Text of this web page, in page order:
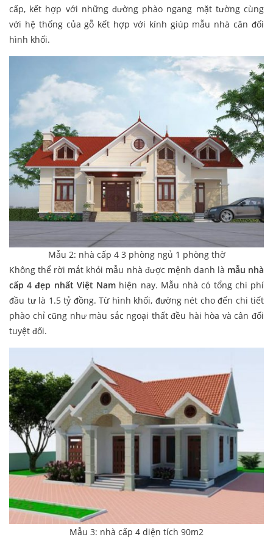
cấp, kết hợp với những đường phào ngang mặt tường cùng
với hệ thống của gỗ kết hợp với kính giúp mẫu nhà cân đối
hình khối.
Mẫu 2: nhà cấp 4 3 phòng ngủ 1 phòng thờ
Không thể rời mắt khỏi mẫu nhà được mệnh danh là mẫu nhà
cấp 4 đẹp nhất Việt Nam hiện nay. Mẫu nhà có tổng chi phí
đầu tư là 1.5 tỷ đồng. Từ hình khối, đường nét cho đến chi tiết
phào chỉ cũng như màu sắc ngoại thất đều hài hòa và cân đối
tuyệt đối.
Mẫu 3: nhà cấp 4 diện tích 90m2